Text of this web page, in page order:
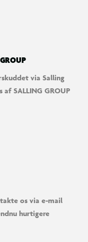
via Salling
SALLING GROUP
os via e-mail
hurtigere